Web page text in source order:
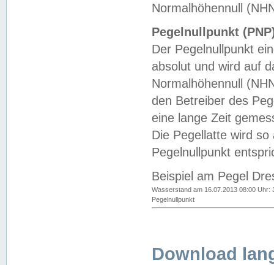
Normalhöhennull
Pegelnullpunkt
Der Pegelnullpunkt
absolut und wird auf
Normalhöhennull
den Betreiber des
eine lange Zeit
Die Pegellatte wird
Pegelnullpunkt
Beispiel am Pegel
Wasserstand am 16.07.2013 08:00 Uhr:
Pegelnullpunkt
Download